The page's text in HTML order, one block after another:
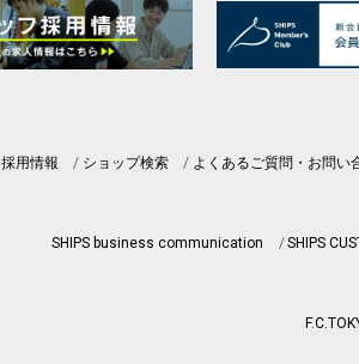
採用情報 ショップ検索 よくあるご質問・お問い
SHIPS business communication SHIPS